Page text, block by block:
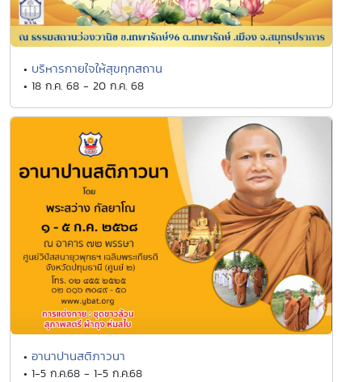
• บริหารกายใจให้สุขทุกสถาน
• 18 ก.ค. 68 - 20 ก.ค. 68
• อานาปานสติภาวนา
• 1-5 ก.ค.68 - 1-5 ก.ค.68